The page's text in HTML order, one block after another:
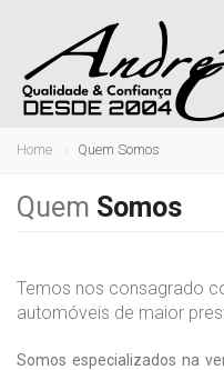
Home Quem Somos
Quem Somos
Temos nos consagrado
automóveis de maior
Somos especializados na